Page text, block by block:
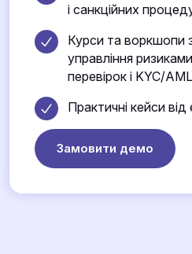
і санкційних
Курси та воркшопи
управління
перевірок і KYC/
Практичні кейси від
Замовити демо